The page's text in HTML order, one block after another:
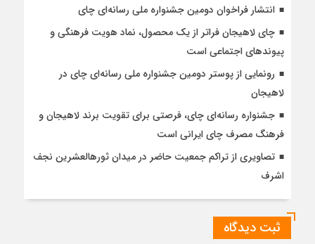
انتشار فراخوان دومین جشنواره ملی رسانه‌ای چای
چای لاهیجان فراتر از یک محصول، نماد هویت فرهنگی و
پیوندهای اجتماعی است
رونمایی از پوستر دومین جشنواره ملی رسانه‌ای چای در
لاهیجان
جشنواره رسانه‌ای چای، فرصتی برای تقویت برند لاهیجان و
فرهنگ مصرف چای ایرانی است
تصاویری از تراکم جمعیت حاضر در میدان ثورهالعشرین نجف
اشرف
ثبت دیدگاه